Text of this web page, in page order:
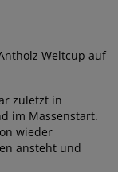
Weltcup auf
zuletzt in
im Massenstart.
wieder
ansteht und